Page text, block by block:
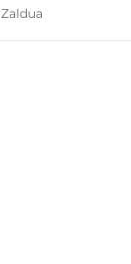
Zaldua